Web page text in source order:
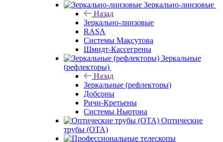
Зеркально-линзовые
Назад
Зеркально-линзовые
RASA
Системы Максутова
Шмидт-Кассегрены
Зеркальные
(рефлекторы)
Назад
Зеркальные (рефлекторы)
Добсоны
Ричи-Кретьены
Системы Ньютона
Оптические
трубы (OTA)